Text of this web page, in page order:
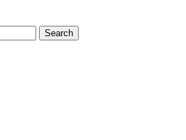
Search